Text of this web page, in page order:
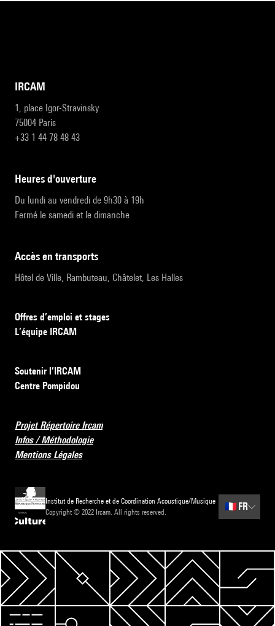
IRCAM
1, place Igor-Stravinsky
75004 Paris
+33 1 44 78 48 43
heures d'ouverture
Du lundi au vendredi de 9h30 à 19h
Fermé le samedi et le dimanche
accès en transports
Hôtel de Ville, Rambuteau, Châtelet, Les Halles
Offres d’emploi et stages
L’équipe IRCAM
Soutenir l’IRCAM
Centre Pompidou
Projet Répertoire Ircam
Infos / Méthodologie
Mentions Légales
Institut de Recherche et de Coordination Acoustique/Musique
Copyright © 2022 Ircam. All rights reserved.
🇫🇷 FR